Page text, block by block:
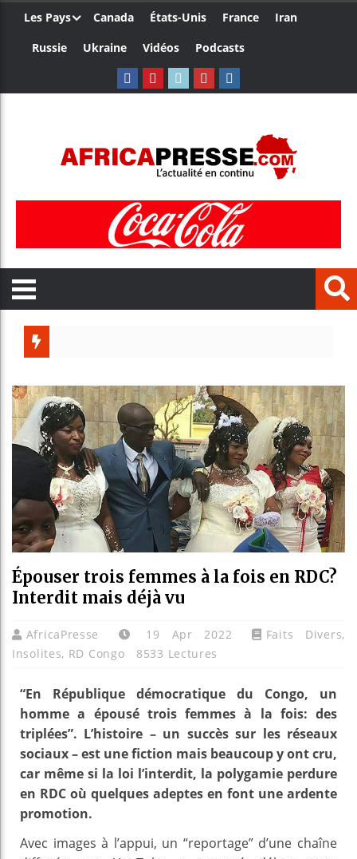
Les Pays Canada États-Unis France
Iran
Russie
Ukraine Vidéos Podcasts
Côte
Tunisie : la
Ceuta :
Épouser trois femmes à la fois en RDC?
Interdit mais déjà vu
AfricaPresse 19 Apr 2022 Faits Divers,
Insolites, RD Congo 8533 Lectures
“En République démocratique du Congo, un
homme a épousé trois femmes à la fois: des
triplées”. L’histoire – un succès sur les réseaux
sociaux – est une fiction mais beaucoup y ont cru,
car même si la loi l’interdit, la polygamie perdure
en RDC où quelques adeptes en font une ardente
promotion.
Avec images à l’appui, un “reportage” d’une chaîne